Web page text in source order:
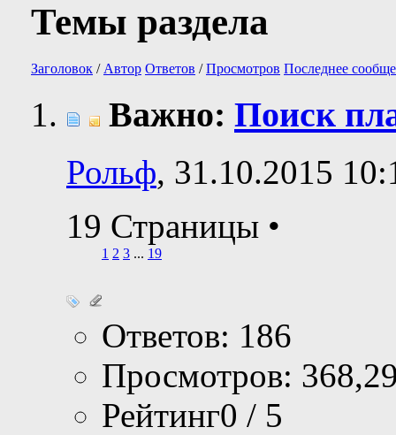
Темы раздела
Заголовок / Автор Ответов /Просмотров Последнее
Важно: Поиск
Рольф, 31.10.2015
19 Страницы •
1 2 3 ... 19
Ответов: 186
Просмотров:
Рейтинг0 / 5